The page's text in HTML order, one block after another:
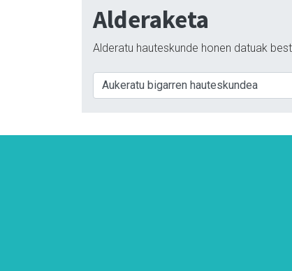
Alderaketa
Alderatu hauteskunde honen datuak